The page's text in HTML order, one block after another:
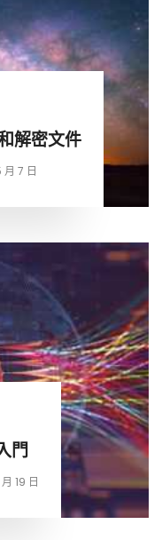
解密文件
月 7 日
門
19 日